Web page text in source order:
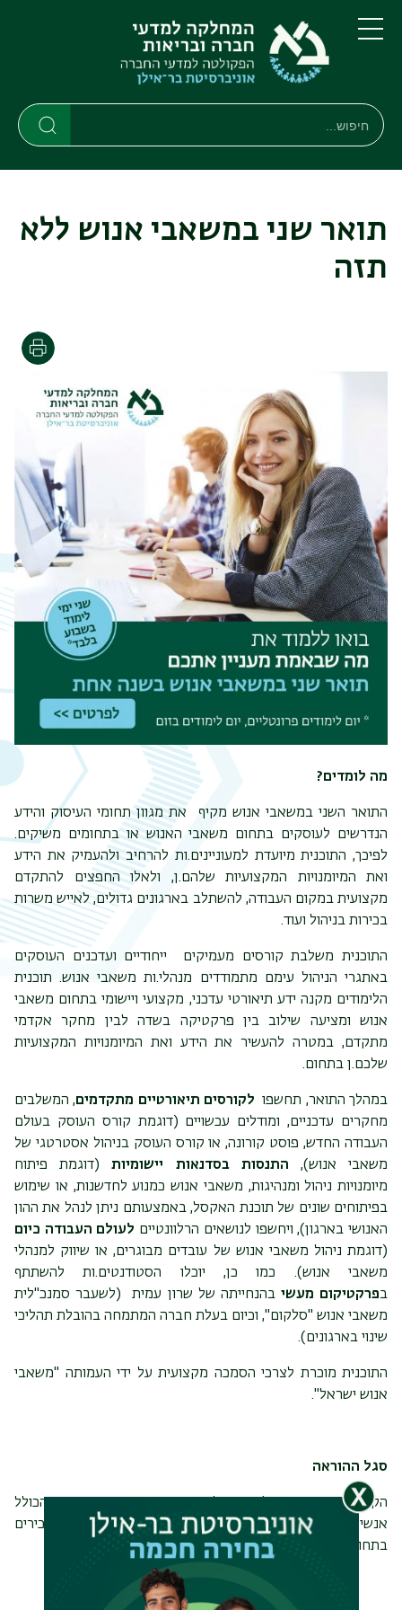
לתוכן
העיקרי
לתפריט
ניווט
ראשי
תפריט
חיפוש
חיפוש
תואר שני במשאבי אנוש ללא
תזה
מה לומדים?
התואר השני במשאבי אנוש מקיף את מגוון תחומי העיסוק והידע
הנדרשים לעוסקים בתחום משאבי האנוש או בתחומים משיקים.
לפיכך, התוכנית מיועדת למעוניינים.ות להרחיב ולהעמיק את הידע
ואת המיומנויות המקצועיות שלהם.ן, ולאלו החפצים להתקדם
מקצועית במקום העבודה, להשתלב בארגונים גדולים, לאייש משרות
בכירות בניהול ועוד.
התוכנית משלבת קורסים מעמיקים ייחודיים ועדכנים העוסקים
באתגרי הניהול עימם מתמודדים מנהלי.ות משאבי אנוש. תוכנית
הלימודים מקנה ידע תיאורטי עדכני, מקצועי ויישומי בתחום משאבי
אנוש ומציעה שילוב בין פרקטיקה בשדה לבין מחקר אקדמי
מתקדם, במטרה להעשיר את הידע ואת המיומנויות המקצועיות
שלכם.ן בתחום.
במהלך התואר, תחשפו לקורסים תיאורטיים מתקדמים, המשלבים
מחקרים עדכניים, ומודלים עכשויים (דוגמת קורס העוסק בעולם
העבודה החדש, פוסט קורונה, או קורס העוסק בניהול אסטרטגי של
משאבי אנוש), התנסות בסדנאות יישומיות (דוגמת פיתוח
מיומנויות ניהול ומנהיגות, משאבי אנוש כמנוע לחדשנות, או שימוש
בפיתוחים שונים של תוכנת האקסל, באמצעותם ניתן לנהל את ההון
האנושי בארגון), ויחשפו לנושאים הרלוונטיים לעולם העבודה כיום
(דוגמת ניהול משאבי אנוש של עובדים מבוגרים, או שיווק למנהלי
משאבי אנוש). כמו כן, יוכלו הסטודנטים.ות להשתתף
בפרקטיקום מעשי בהנחייתה של שרון עמית (לשעבר סמנכ"לית
משאבי אנוש "סלקום", וכיום בעלת חברה המתמחה בהובלת תהליכי
שינוי בארגונים).
התוכנית מוכרת לצרכי הסמכה מקצועית על ידי העמותה "משאבי
אנוש ישראל".
סגל ההוראה
הקורסים מועברים על ידי סגל הוראה בכיר מקצועי ומגוון הכולל
אנשי אקדמיה מובילים בתחומם, וחלקם משמשים כמנהלים בכירים
בתחום הייעוץ וה-HR.